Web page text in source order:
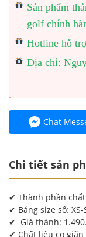
Sản phẩm
golf chính
Hotline hỗ
Địa chỉ:
Chat
Chi tiết sản
✔ Thành phần chất
✔ Bảng size số: XS-
✔ Giá thành:
✔ Chất liệu co